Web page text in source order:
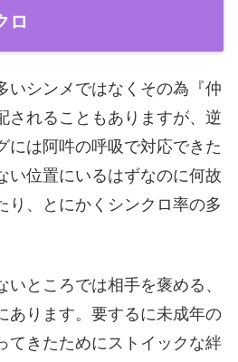
ロ
いシンメではなくその為『仲
されることもありますが、逆
には阿吽の呼吸で対応できた
い位置にいるはずなのに何故
り、とにかくシンクロ率の多
いところでは相手を褒める、
あります。要するに未成年の
てきたためにストイックな絆